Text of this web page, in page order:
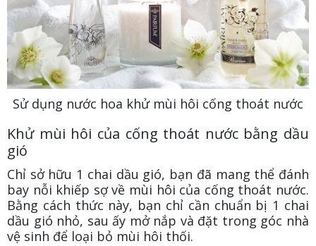
Sử dụng nước hoa khử mùi hôi cống thoát nước
Khử mùi hôi của cống thoát nước bằng dầu
gió
Chỉ sở hữu 1 chai dầu gió, bạn đã mang thể đánh
bay nỗi khiếp sợ về mùi hôi của cống thoát nước.
Bằng cách thức này, bạn chỉ cần chuẩn bị 1 chai
dầu gió nhỏ, sau ấy mở nắp và đặt trong góc nhà
vệ sinh để loại bỏ mùi hôi thối.